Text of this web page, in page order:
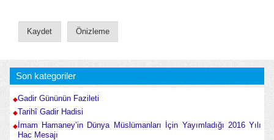
Son kategoriler
Gadir Gününün Fazileti
Tarihî Gadir Hadisi
İmam Hamaney’in Dünya Müslümanları İçin Yayımladığı 2016 Yılı
Hac Mesajı